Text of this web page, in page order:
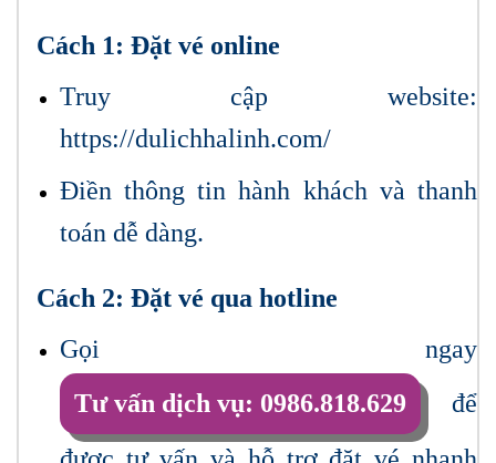
Cách 1: Đặt vé online
Truy cập website:
https://dulichhalinh.com/
Điền thông tin hành khách và thanh
toán dễ dàng.
Cách 2: Đặt vé qua hotline
Gọi ngay
Tư vấn dịch vụ: 0986.818.629
để